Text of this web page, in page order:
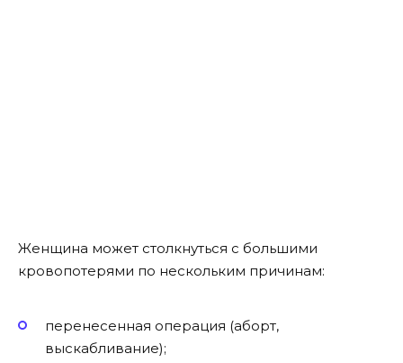
Женщина может столкнуться с большими
кровопотерями по нескольким причинам:
перенесенная операция (аборт,
выскабливание);